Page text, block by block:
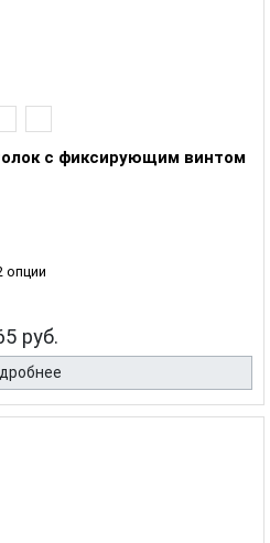
с фиксирующим винтом
опции
руб.